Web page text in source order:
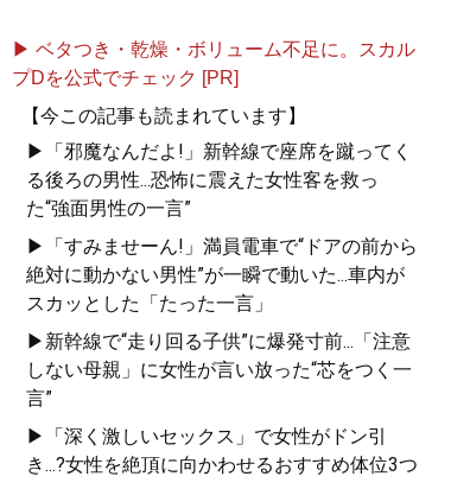
▶ ベタつき・乾燥・ボリューム不足に。スカル
プDを公式でチェック [PR]
【今この記事も読まれています】
▶「邪魔なんだよ!」新幹線で座席を蹴ってく
る後ろの男性...恐怖に震えた女性客を救っ
た“強面男性の一言”
▶「すみませーん!」満員電車で“ドアの前から
絶対に動かない男性”が一瞬で動いた...車内が
スカッとした「たった一言」
▶新幹線で“走り回る子供”に爆発寸前...「注意
しない母親」に女性が言い放った“芯をつく一
言”
▶「深く激しいセックス」で女性がドン引
き...?女性を絶頂に向かわせるおすすめ体位3つ